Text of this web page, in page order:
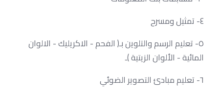
٤- تمثيل ومسرح
٥- تعليم الرسم والتلوين بـ( الفحم - الاكريليك - الالوان
المائية - الألوان الزيتية )ـ
٦- تعليم مبادئ التصوير الضوئي